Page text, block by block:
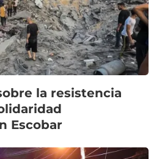
la resistencia
Escobar